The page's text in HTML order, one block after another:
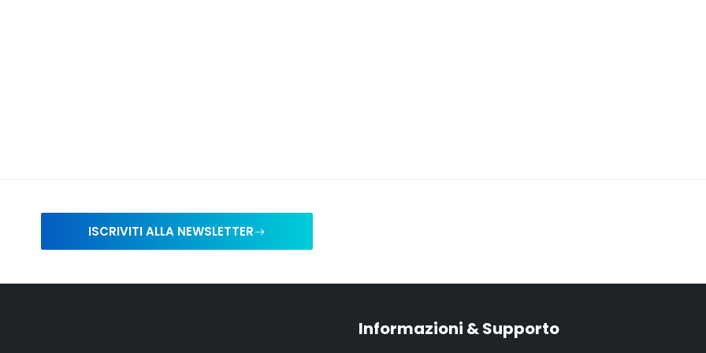
ISCRIVITI ALLA NEWSLETTER
Informazioni & Supporto